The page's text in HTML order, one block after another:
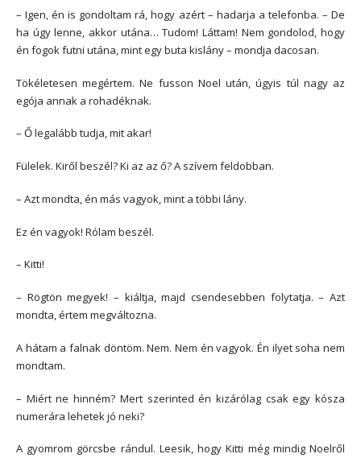
– Igen, én is gondoltam rá, hogy azért – hadarja a telefonba. – De
ha úgy lenne, akkor utána… Tudom! Láttam! Nem gondolod, hogy
én fogok futni utána, mint egy buta kislány – mondja dacosan.
Tökéletesen megértem. Ne fusson Noel után, úgyis túl nagy az
egója annak a rohadéknak.
– Ő legalább tudja, mit akar!
Fülelek. Kiről beszél? Ki az az ő? A szívem feldobban.
– Azt mondta, én más vagyok, mint a többi lány.
Ez én vagyok! Rólam beszél.
– Kitti!
– Rögtön megyek! – kiáltja, majd csendesebben folytatja. – Azt
mondta, értem megváltozna.
A hátam a falnak döntöm. Nem. Nem én vagyok. Én ilyet soha nem
mondtam.
– Miért ne hinném? Mert szerinted én kizárólag csak egy kósza
numerára lehetek jó neki?
A gyomrom görcsbe rándul. Leesik, hogy Kitti még mindig Noelről